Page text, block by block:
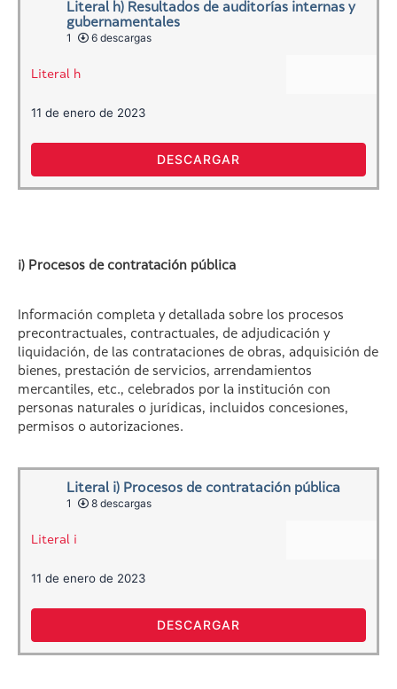
Literal h) Resultados de auditorías internas y
gubernamentales
1
6 descargas
Literal h
11 de enero de 2023
DESCARGAR
i) Procesos de contratación pública
Información completa y detallada sobre los procesos
precontractuales, contractuales, de adjudicación y
liquidación, de las contrataciones de obras, adquisición de
bienes, prestación de servicios, arrendamientos
mercantiles, etc., celebrados por la institución con
personas naturales o jurídicas, incluidos concesiones,
permisos o autorizaciones.
Literal i) Procesos de contratación pública
1
8 descargas
Literal i
11 de enero de 2023
DESCARGAR